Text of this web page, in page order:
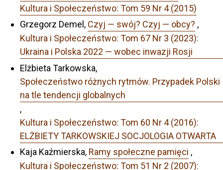
Kultura i Społeczeństwo: Tom 59 Nr 4 (2015)
Grzegorz Demel, Czyj — swój? Czyj — obcy? ,
Kultura i Społeczeństwo: Tom 67 Nr 3 (2023):
Ukraina i Polska 2022 — wobec inwazji Rosji
Elżbieta Tarkowska,
Społeczeństwo różnych rytmów. Przypadek Polski
na tle tendencji globalnych
,
Kultura i Społeczeństwo: Tom 60 Nr 4 (2016):
ELŻBIETY TARKOWSKIEJ SOCJOLOGIA OTWARTA
Kaja Kaźmierska, Ramy społeczne pamięci ,
Kultura i Społeczeństwo: Tom 51 Nr 2 (2007):